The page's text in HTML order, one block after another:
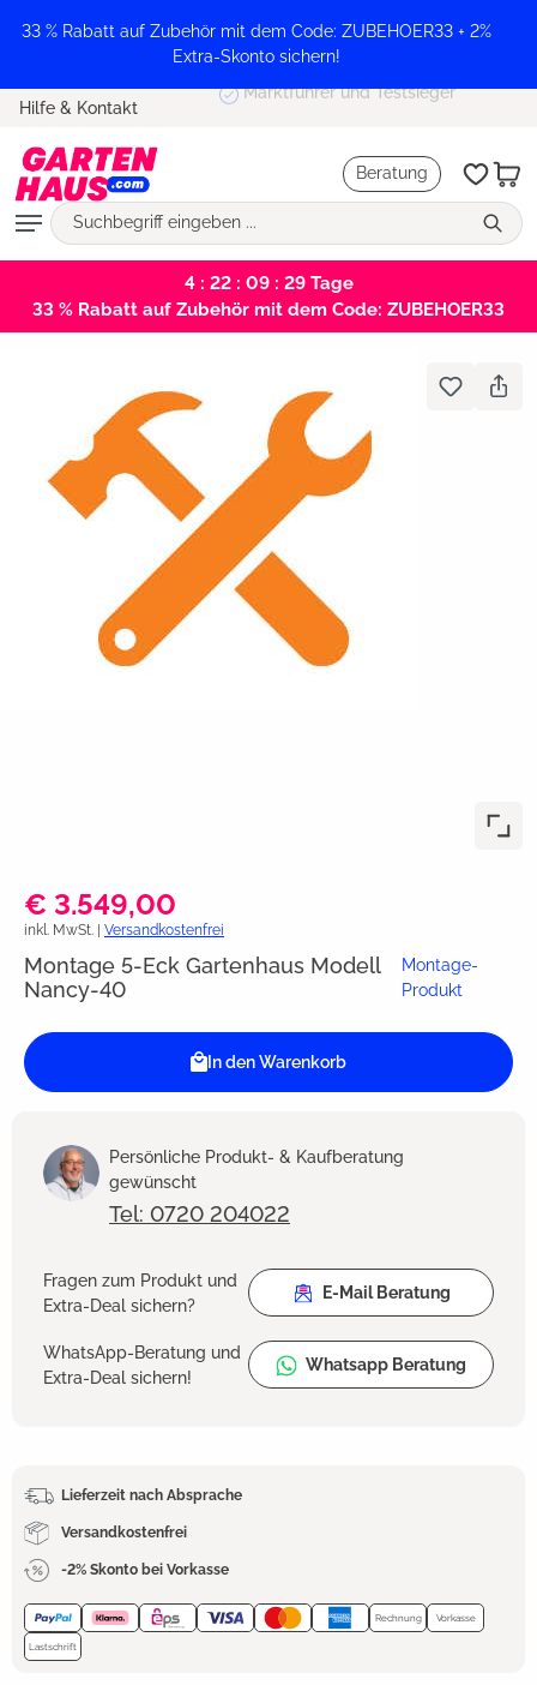
springen
33 % Rabatt auf Zubehör mit dem Code: ZUBEHOER33 + 2%
Extra-Skonto sichern!
Hilfe & Kontakt Marktführer und Testsieger
Beratung
4 : 22 : 09 : 28Tage
33 % Rabatt auf Zubehör mit dem Code: ZUBEHOER33
€ 3.549,00
inkl. MwSt. | Versandkostenfrei
Montage 5-Eck Gartenhaus Modell
Nancy-40
Montage-
Produkt
In den Warenkorb
Persönliche Produkt- & Kaufberatung
gewünscht
Tel: 0720 204022
Fragen zum Produkt und
Extra-Deal sichern?
E-Mail Beratung
WhatsApp-Beratung und
Extra-Deal sichern!
Whatsapp Beratung
Lieferzeit nach Absprache
Versandkostenfrei
-2% Skonto bei Vorkasse
Rechnung Vorkasse
Lastschrift